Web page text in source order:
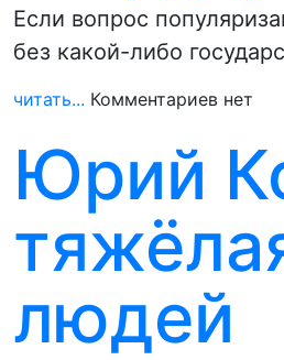
Если вопрос
без какой-либо
читать... Комментариев нет
Юрий
людей